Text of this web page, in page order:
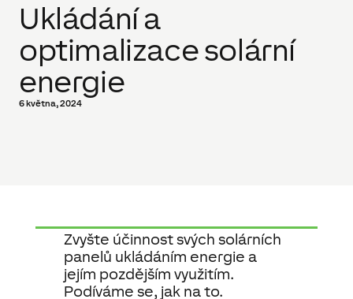
Ukládání a
optimalizace solární
energie
6 května, 2024
Zvyšte účinnost svých solárních
panelů ukládáním energie a
jejím pozdějším využitím.
Podíváme se, jak na to.